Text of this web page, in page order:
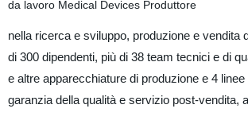
nella ricerca e sviluppo, produzione e vendita
di 300 dipendenti, più di 38 team tecnici e di
e altre apparecchiature di produzione e 4
garanzia della qualità e servizio post-vendita,